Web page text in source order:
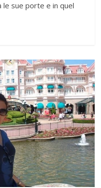
le sue porte e in quel